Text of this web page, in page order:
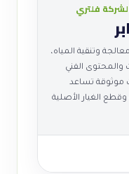
فلتري
في مجال معالجة وتنقية المياه،
الفني
موثوقة تساعد
وقطع الغيار الأصلية